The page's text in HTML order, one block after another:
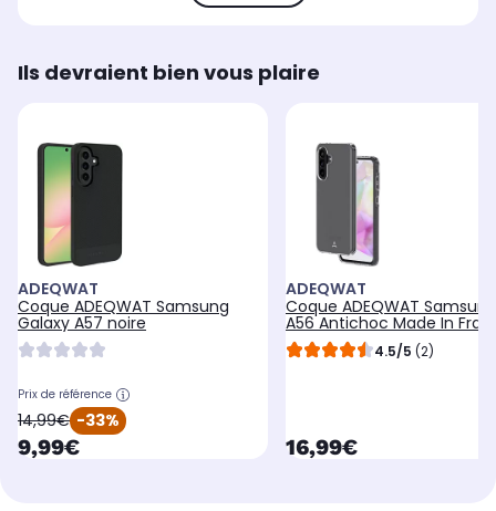
Ils devraient bien vous plaire
ADEQWAT
Coque ADEQWAT Samsung
Galaxy A57 noire
Prix de référence
oldPrice
14,99€ -33%
currentPrice
9,99€
ADEQWAT
Coque ADEQWAT
A56 Antichoc Made In
4.5/5 (2)
currentPrice
16,99€